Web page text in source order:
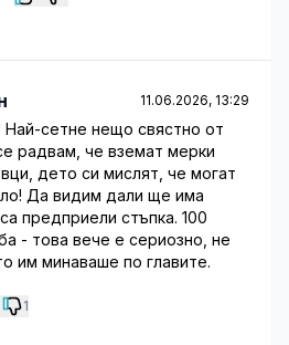
11.06.2026, 13:29
сетне нещо свястно от
радвам, че вземат мерки
дето си мислят, че могат
Да видим дали ще има
предприели стъпка. 100
- това вече е сериозно, не
им минаваше по главите.
1